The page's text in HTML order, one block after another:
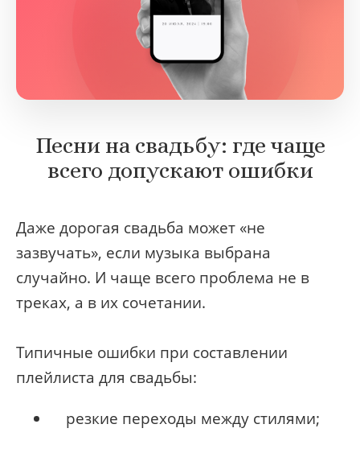
Песни на свадьбу: где чаще
всего допускают ошибки
Даже дорогая свадьба может «не
зазвучать», если музыка выбрана
случайно. И чаще всего проблема не в
треках, а в их сочетании.
Типичные ошибки при составлении
плейлиста для свадьбы:
резкие переходы между стилями;